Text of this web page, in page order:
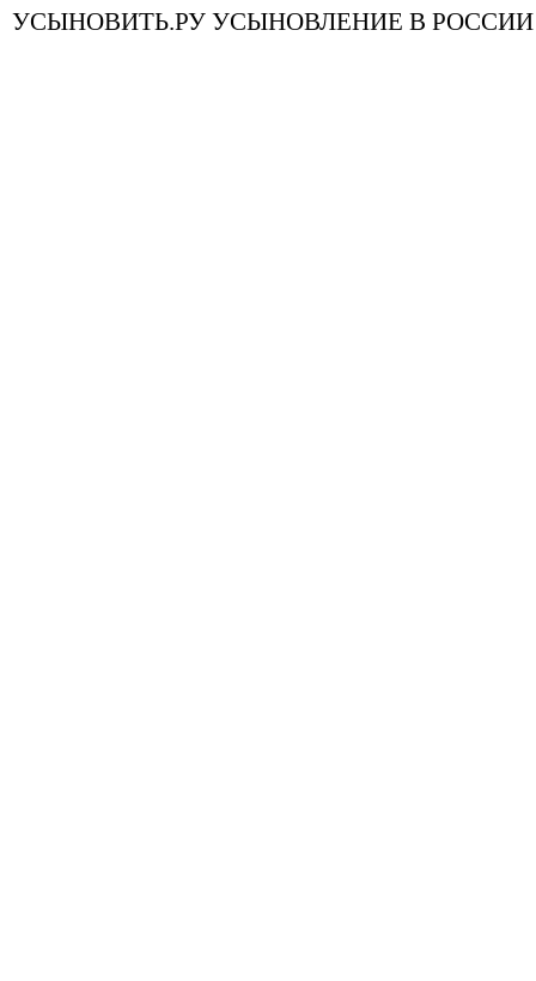
УСЫНОВИТЬ.РУ УСЫНОВЛЕНИЕ В РОССИИ